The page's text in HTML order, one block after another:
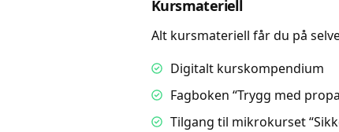
Kursmateriell
Alt kursmateriell får du på
Digitalt kurskompendium
Fagboken “Trygg med
Tilgang til mikrokurset